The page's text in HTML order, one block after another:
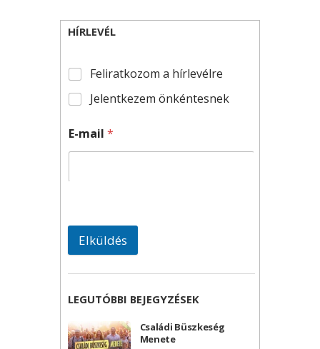
HÍRLEVÉL
Feliratkozom a hírlevélre
Jelentkezem önkéntesnek
E-mail *
Elküldés
LEGUTÓBBI BEJEGYZÉSEK
Családi Büszkeség
Menete